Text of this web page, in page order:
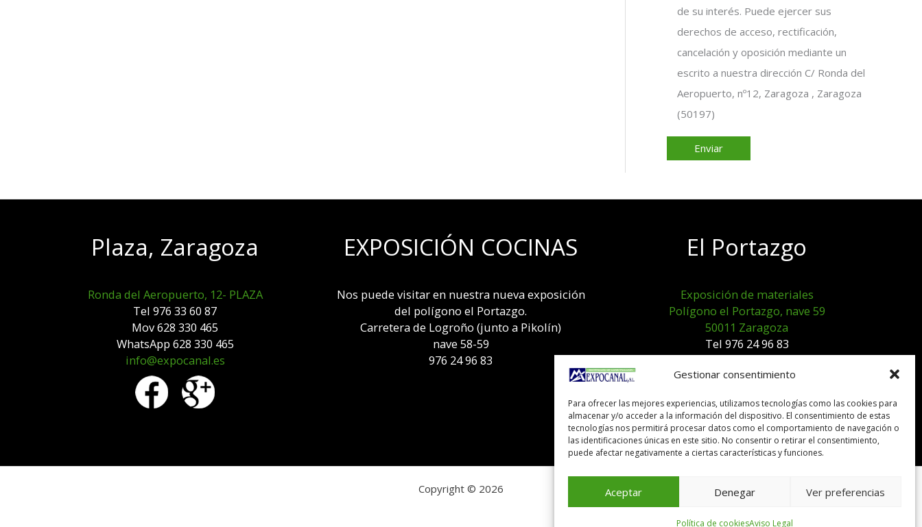
Gestionar consentimiento
Para ofrecer las mejores experiencias, utilizamos tecnologías como las cookies para
almacenar y/o acceder a la información del dispositivo. El consentimiento de estas
tecnologías nos permitirá procesar datos como el comportamiento de navegación o
las identificaciones únicas en este sitio. No consentir o retirar el consentimiento,
puede afectar negativamente a ciertas características y funciones.
Aceptar Denegar Ver preferencias
Política de cookiesAviso Legal
de su interés. Puede ejercer sus
derechos de acceso, rectificación,
cancelación y oposición mediante un
escrito a nuestra dirección C/ Ronda del
Aeropuerto, nº12, Zaragoza , Zaragoza
(50197)
Plaza, Zaragoza
Ronda del Aeropuerto, 12- PLAZA
Tel 976 33 60 87
Mov 628 330 465
WhatsApp 628 330 465
info@expocanal.es
EXPOSICIÓN COCINAS
Nos puede visitar en nuestra nueva exposición
del polígono el Portazgo.
Carretera de Logroño (junto a Pikolín)
nave 58-59
976 24 96 83
El Portazgo
Exposición de materiales
Polígono el Portazgo, nave 59
50011 Zaragoza
Tel 976 24 96 83
exposicion@expocanal.es
Aviso Legal
Política de cookies
Copyright © 2026